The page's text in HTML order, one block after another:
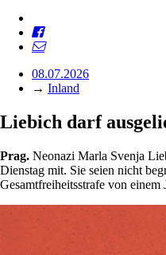
08.07.2026
→ Inland
Liebich darf
Prag. Neonazi Marla Svenja
Dienstag mit. Sie seien nicht
Gesamtfreiheitsstrafe von